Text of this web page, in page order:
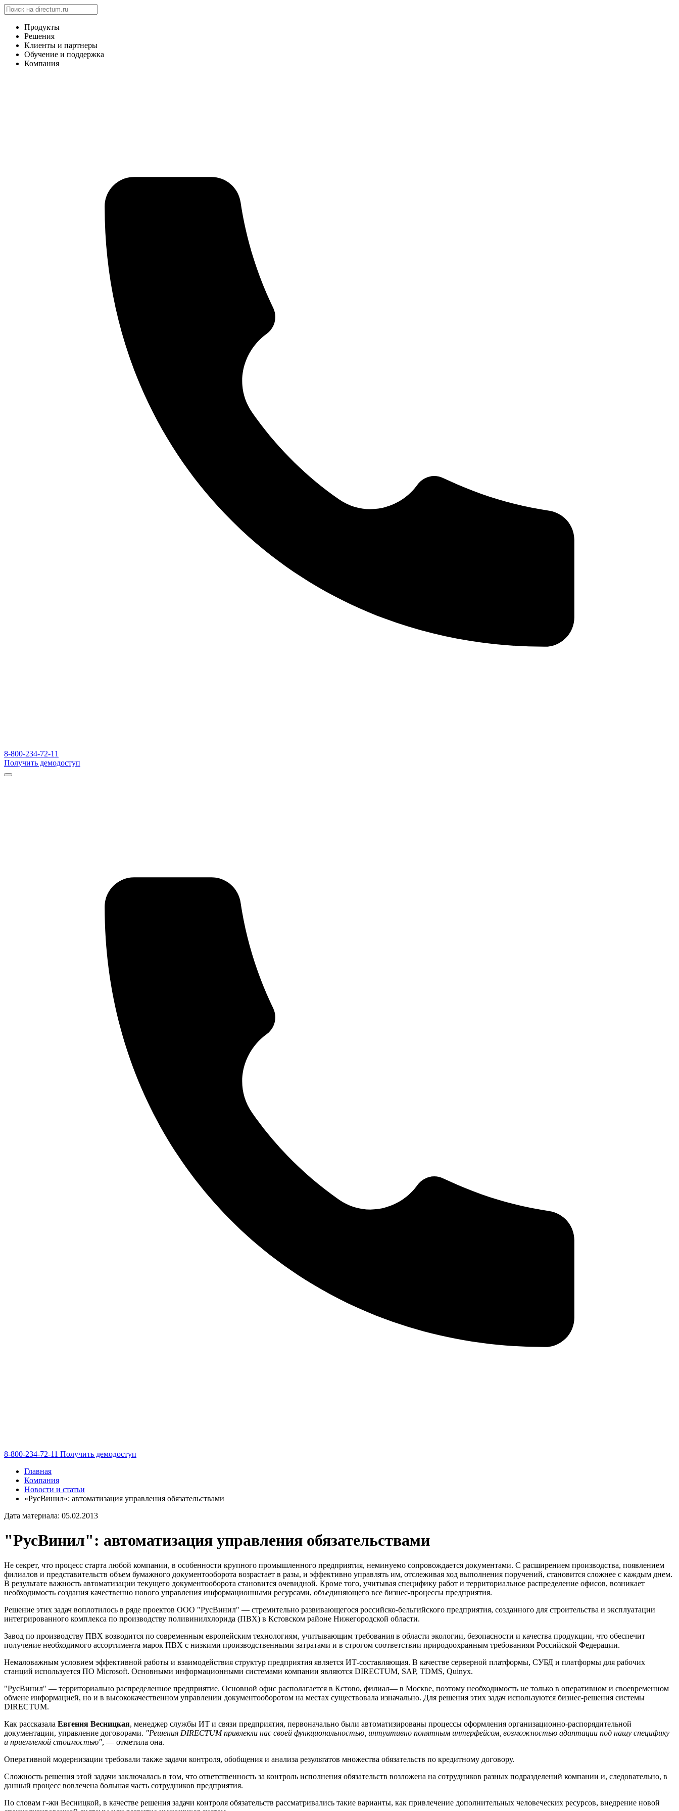
Продукты
Решения
Клиенты и партнеры
Обучение и поддержка
Компания
8-800-234-72-11
Получить демодоступ
8-800-234-72-11 Получить демодоступ
Главная
Компания
Новости и статьи
«РусВинил»: автоматизация управления обязательствами
Дата материала: 05.02.2013
"РусВинил": автоматизация управления обязательствами
Не секрет, что процесс старта любой компании, в особенности крупного промышленного предприятия, неминуемо сопровождается документами. С расширением производства, появлением
филиалов и представительств объем бумажного документооборота возрастает в разы, и эффективно управлять им, отслеживая ход выполнения поручений, становится сложнее с каждым днем.
В результате важность автоматизации текущего документооборота становится очевидной. Кроме того, учитывая специфику работ и территориальное распределение офисов, возникает
необходимость создания качественно нового управления информационными ресурсами, объединяющего все бизнес-процессы предприятия.
Решение этих задач воплотилось в ряде проектов ООО "РусВинил" — стремительно развивающегося российско-бельгийского предприятия, созданного для строительства и эксплуатации
интегрированного комплекса по производству поливинилхлорида (ПВХ) в Кстовском районе Нижегородской области.
Завод по производству ПВХ возводится по современным европейским технологиям, учитывающим требования в области экологии, безопасности и качества продукции, что обеспечит
получение необходимого ассортимента марок ПВХ с низкими производственными затратами и в строгом соответствии природоохранным требованиям Российской Федерации.
Немаловажным условием эффективной работы и взаимодействия структур предприятия является ИТ-составляющая. В качестве серверной платформы, СУБД и платформы для рабочих
станций используется ПО Microsoft. Основными информационными системами компании являются DIRECTUM, SAP, TDMS, Quinyx.
"РусВинил" — территориально распределенное предприятие. Основной офис располагается в Кстово, филиал— в Москве, поэтому необходимость не только в оперативном и своевременном
обмене информацией, но и в высококачественном управлении документооборотом на местах существовала изначально. Для решения этих задач используются бизнес-решения системы
DIRECTUM.
Как рассказала Евгения Весницкая, менеджер службы ИТ и связи предприятия, первоначально были автоматизированы процессы оформления организационно-распорядительной
документации, управление договорами. "Решения DIRECTUM привлекли нас своей функциональностью, интуитивно понятным интерфейсом, возможностью адаптации под нашу специфику
и приемлемой стоимостью", — отметила она.
Оперативной модернизации требовали также задачи контроля, обобщения и анализа результатов множества обязательств по кредитному договору.
Сложность решения этой задачи заключалась в том, что ответственность за контроль исполнения обязательств возложена на сотрудников разных подразделений компании и, следовательно, в
данный процесс вовлечена большая часть сотрудников предприятия.
По словам г-жи Весницкой, в качестве решения задачи контроля обязательств рассматривались такие варианты, как привлечение дополнительных человеческих ресурсов, внедрение новой